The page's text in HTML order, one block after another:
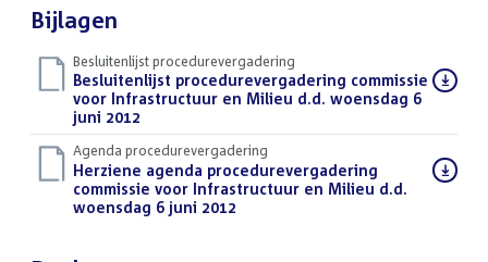
Bijlagen
Besluitenlijst procedurevergadering
Download
bestand:
Besluitenlijst procedurevergadering commissie
voor Infrastructuur en Milieu d.d. woensdag 6
juni 2012
Agenda procedurevergadering
Download
bestand:
Herziene agenda procedurevergadering
commissie voor Infrastructuur en Milieu d.d.
woensdag 6 juni 2012